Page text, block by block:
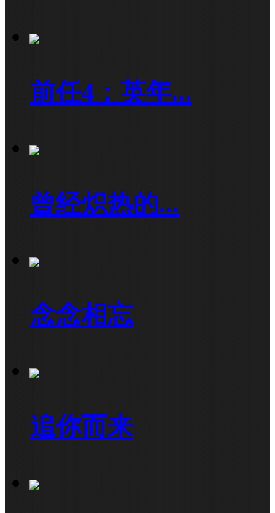
前任4：英年...
曾经炽热的...
念念相忘
追你而来